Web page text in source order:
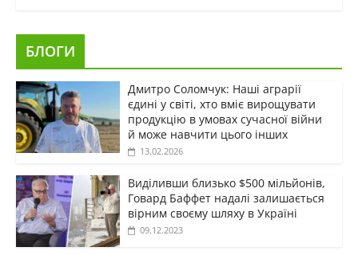
БЛОГИ
Дмитро Соломчук: Наші аграрії
єдині у світі, хто вміє вирощувати
продукцію в умовах сучасної війни
й може навчити цього інших
13.02.2026
Виділивши близько $500 мільйонів,
Говард Баффет надалі залишається
вірним своєму шляху в Україні
09.12.2023